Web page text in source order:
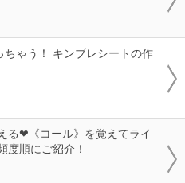
ちゃう！ キンブレシートの作
る❤《コール》を覚えてライ
度順にご紹介！